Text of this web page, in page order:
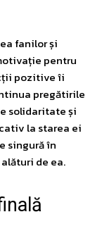
fanilor și
pentru
pozitive îi
pregătirile
solidaritate și
la starea ei
singură în
de ea.